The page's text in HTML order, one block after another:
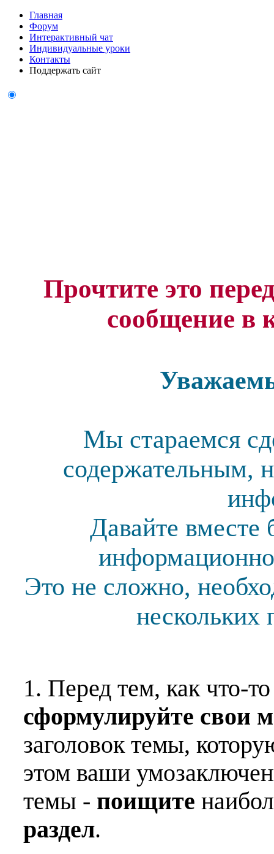
Главная
Форум
Интерактивный чат
Индивидуальные уроки
Контакты
Поддержать сайт
Прочтите это
сообщение в
Мы стараемся
содержательным,
Давайте вместе
Это не сложно,
нескольких
1. Перед тем, как что-
сформулируйте свои
заголовок темы,
этом ваши
темы - поищите
раздел.